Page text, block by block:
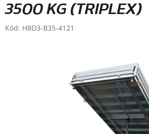
3500 KG (TRIPLEX)
Kód: HBD3-B35-4121